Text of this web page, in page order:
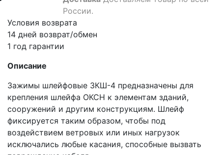
России.
Условия возврата
14 дней возврат/обмен
1 год гарантии
Описание
Зажимы шлейфовые ЗКШ-4 предназначены для
крепления шлейфа ОКСН к элементам зданий,
сооружений и другим конструкциям. Шлейф
фиксируется таким образом, чтобы под
воздействием ветровых или иных нагрузок
исключались любые касания, способные вызвать